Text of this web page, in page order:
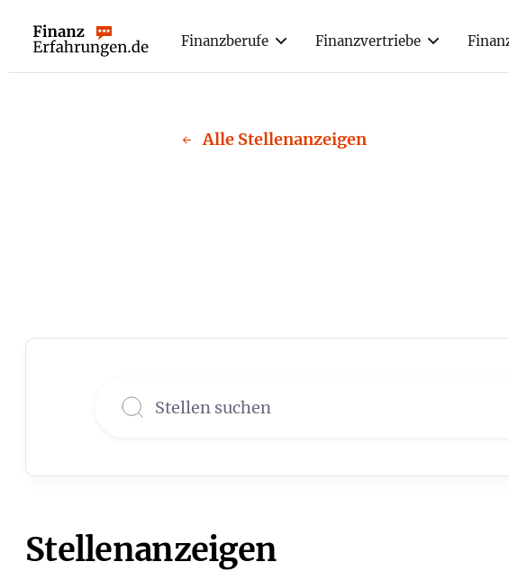
Webflow Homepage
Finanzberufe Finanzvertriebe
← Alle Stellenanzeigen
Stellenanzeigen